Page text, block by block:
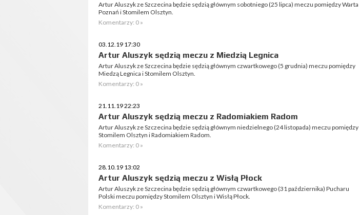
Artur Aluszyk ze Szczecina będzie sędzią głównym sobotniego (25 lipca) meczu pomiędzy Warta
Poznań i Stomilem Olsztyn.
Komentarzy: 0 »
03.12.19 17:30
Artur Aluszyk sędzią meczu z Miedzią Legnica
Artur Aluszyk ze Szczecina będzie sędzią głównym czwartkowego (5 grudnia) meczu pomiędzy
Miedzą Legnica i Stomilem Olsztyn.
Komentarzy: 0 »
21.11.19 22:23
Artur Aluszyk sędzią meczu z Radomiakiem Radom
Artur Aluszyk ze Szczecina będzie sędzią głównym niedzielnego (24 listopada) meczu pomiędzy
Stomilem Olsztyn i Radomiakiem Radom.
Komentarzy: 0 »
28.10.19 13:02
Artur Aluszyk sędzią meczu z Wisłą Płock
Artur Aluszyk ze Szczecina będzie sędzią głównym czwartkowego (31 października) Pucharu
Polski meczu pomiędzy Stomilem Olsztyn i Wisłą Płock.
Komentarzy: 0 »